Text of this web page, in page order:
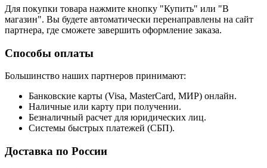
Для покупки товара нажмите кнопку "Купить" или "В
магазин". Вы будете автоматически перенаправлены на сайт
партнера, где сможете завершить оформление заказа.
Способы оплаты
Большинство наших партнеров принимают:
Банковские карты (Visa, MasterCard, МИР) онлайн.
Наличные или карту при получении.
Безналичный расчет для юридических лиц.
Системы быстрых платежей (СБП).
Доставка по России